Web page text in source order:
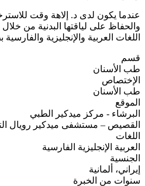
عندما يكون لدى د. إلاهة وقت
والحفاظ على لياقتها البدنية من
اللغات العربية والإنجليزية والفارسية
قسم
طب الأسنان
الإختصاص
طب الأسنان
الموقع
البرشاء - مركز ميدكير الطبي
القصيص – مستشفى ميدكير رويال
اللغات
العربية الإنجليزية الفارسية
الجنسية
إيراني، ألمانية
سنوات من الخبرة